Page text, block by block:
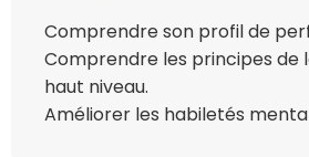
Comprendre son profil de
Comprendre les principes de
haut niveau.
Améliorer les habiletés